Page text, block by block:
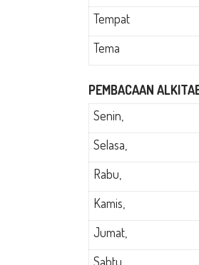
Tempat
Tema
PEMBACAAN
Senin,
Selasa,
Rabu,
Kamis,
Jumat,
Sabtu,